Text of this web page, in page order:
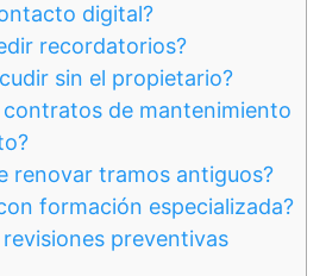
digital?
recordatorios?
sin el propietario?
contratos de mantenimiento
renovar tramos antiguos?
formación especializada?
preventivas